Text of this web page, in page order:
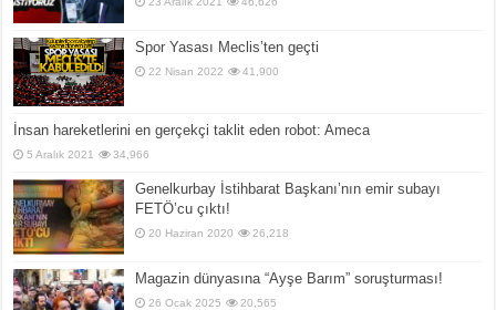
Spor Yasası Meclis’ten geçti
22 Nisan 2022 41,900
İnsan hareketlerini en gerçekçi taklit eden robot: Ameca
5 Aralık 2021 34,966
Genelkurbay İstihbarat Başkanı’nın emir subayı
FETÖ’cu çıktı!
20 Haziran 2020 26,218
Magazin dünyasına “Ayşe Barım” soruşturması!
26 Ocak 2025 20,565